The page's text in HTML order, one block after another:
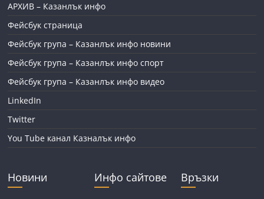
АРХИВ – Казанлък инфо
Фейсбук страница
Фейсбук група – Казанлък инфо новини
Фейсбук група – Казанлък инфо спорт
Фейсбук група – Казанлък инфо видео
LinkedIn
Twitter
You Tube канал Казналък инфо
Новини Инфо сайтове Връзки